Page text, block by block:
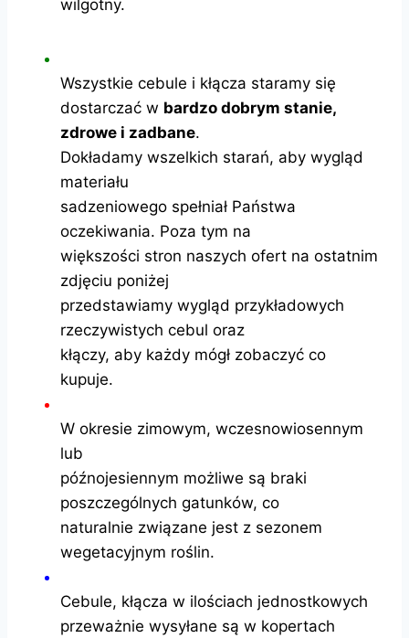
wilgotny.
Wszystkie cebule i kłącza staramy się
dostarczać w bardzo dobrym stanie,
zdrowe i zadbane.
Dokładamy wszelkich starań, aby wygląd
materiału
sadzeniowego spełniał Państwa
oczekiwania. Poza tym na
większości stron naszych ofert na ostatnim
zdjęciu poniżej
przedstawiamy wygląd przykładowych
rzeczywistych cebul oraz
kłączy, aby każdy mógł zobaczyć co
kupuje.
W okresie zimowym, wczesnowiosennym
lub
późnojesiennym możliwe są braki
poszczególnych gatunków, co
naturalnie związane jest z sezonem
wegetacyjnym roślin.
Cebule, kłącza w ilościach jednostkowych
przeważnie wysyłane są w kopertach